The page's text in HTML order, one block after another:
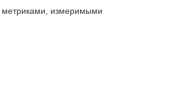
метриками, измеримыми